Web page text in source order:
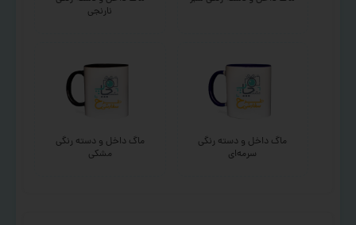
نارنجی
ماگ داخل و دسته رنگی
سرمه‌ای
ماگ داخل و دسته رنگی
مشکی